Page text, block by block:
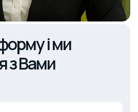
і ми
з Вами